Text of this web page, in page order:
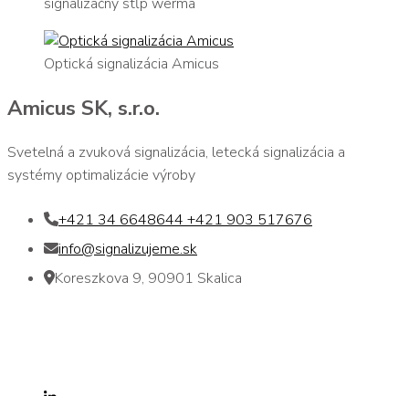
Optická signalizácia Amicus
Amicus SK, s.r.o.
Svetelná a zvuková signalizácia, letecká signalizácia a
systémy optimalizácie výroby
+421 34 6648644 +421 903 517676
info@signalizujeme.sk
Koreszkova 9, 90901 Skalica